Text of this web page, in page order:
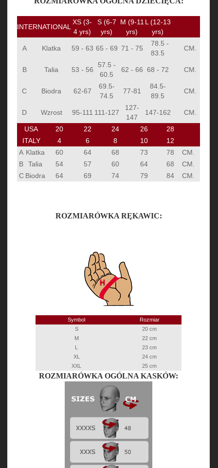
INTERNATIONAL
XS (3-
4 yrs)
S (6-7
yrs)
M (9-11
yrs)
L (12-13
yrs)
A Klatka 59 - 63 65 - 69 71 - 75
78.5 -
83.5
CM.
B Talia 53 - 56
57.5 -
60.5
62 - 66 68 - 72 CM.
C Biodra 62-67
69.5-
74.5
77-81
84.5-
89.5
CM.
D Wzrost 95-111 111-127
127-
147
147-162 CM.
USA 20 22 24 26
28
ITALY
4 6 8 10
12
A Klatka 60 64 68 73 78
CM.
B
Talia 54 57 60 64 68
CM.
C Biodra 64 69 74 79 84 CM.
ROZMIARÓWKA RĘKAWIC:
Symbol
Rozmiar
S
20 cm
M
22 cm
L
23 cm
XL
24 cm
XXL
25 cm
ROZMIARÓWKA OGÓLNA KASKÓW: